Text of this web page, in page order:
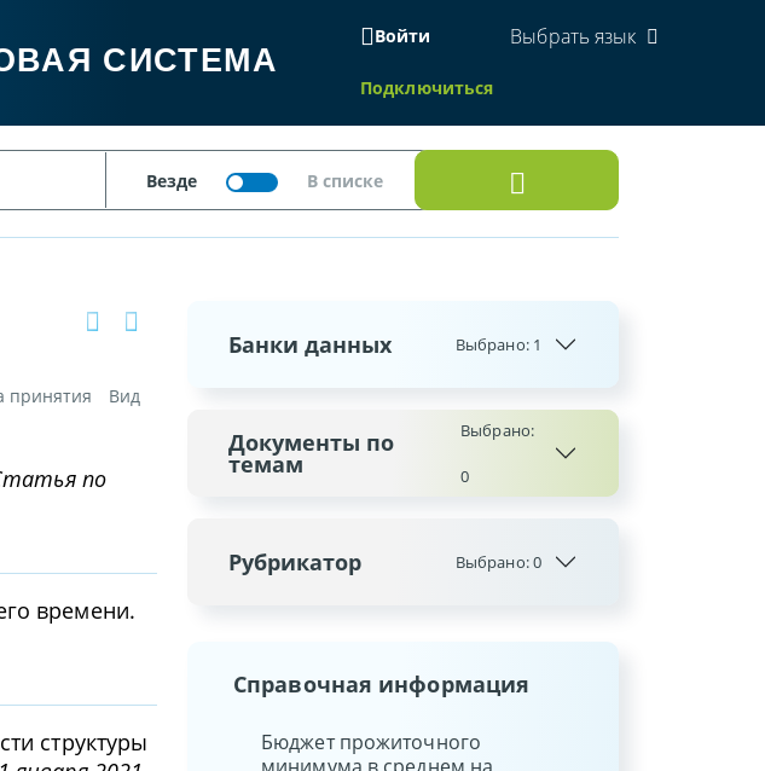
СИСТЕМА
Войти
Подключиться
Выбрать язык
принятия
Вид
по
времени.
структуры
Банки данных Выбрано: 1
Документы по
темам
Выбрано:
0
Рубрикатор Выбрано:0
Справочная информация
арендная величина
Бюджет прожиточного